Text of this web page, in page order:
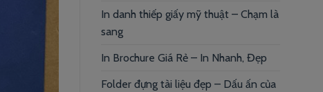
In danh thiếp giấy mỹ thuật – Chạm là
sang
In Brochure Giá Rẻ – In Nhanh, Đẹp
Folder đựng tài liệu đẹp – Dấu ấn của